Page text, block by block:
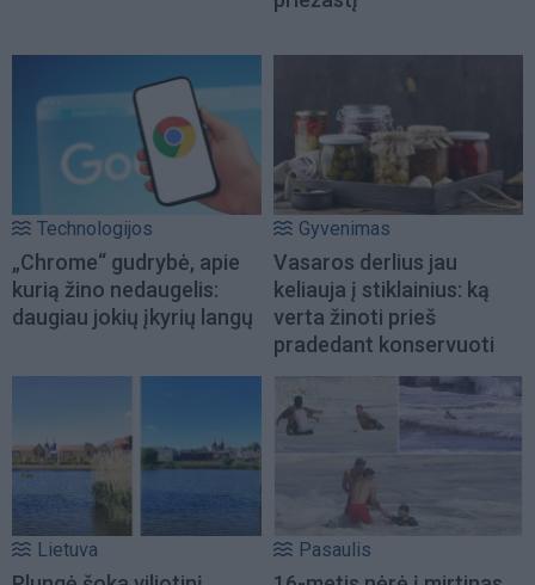
Technologijos
„Chrome“ gudrybė, apie
kurią žino nedaugelis:
daugiau jokių įkyrių langų
Gyvenimas
Vasaros derlius jau
keliauja į stiklainius: ką
verta žinoti prieš
pradedant konservuoti
Lietuva Pasaulis